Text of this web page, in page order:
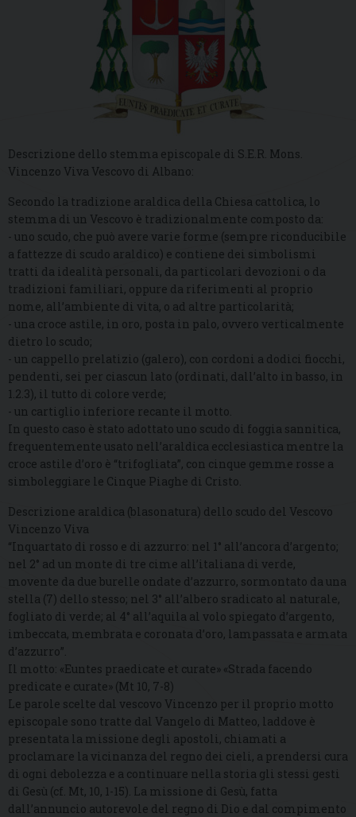
Descrizione dello stemma episcopale di S.E.R. Mons.
Vincenzo Viva Vescovo di Albano:
Secondo la tradizione araldica della Chiesa cattolica, lo
stemma di un Vescovo è tradizionalmente composto da:
- uno scudo, che può avere varie forme (sempre riconducibile
a fattezze di scudo araldico) e contiene dei simbolismi
tratti da idealità personali, da particolari devozioni o da
tradizioni familiari, oppure da riferimenti al proprio
nome, all’ambiente di vita, o ad altre particolarità;
- una croce astile, in oro, posta in palo, ovvero verticalmente
dietro lo scudo;
- un cappello prelatizio (galero), con cordoni a dodici fiocchi,
pendenti, sei per ciascun lato (ordinati, dall’alto in basso, in
1.2.3), il tutto di colore verde;
- un cartiglio inferiore recante il motto.
In questo caso è stato adottato uno scudo di foggia sannitica,
frequentemente usato nell’araldica ecclesiastica mentre la
croce astile d’oro è “trifogliata”, con cinque gemme rosse a
simboleggiare le Cinque Piaghe di Cristo.
Descrizione araldica (blasonatura) dello scudo del Vescovo
Vincenzo Viva
“Inquartato di rosso e di azzurro: nel 1° all’ancora d’argento;
nel 2° ad un monte di tre cime all’italiana di verde,
movente da due burelle ondate d’azzurro, sormontato da una
stella (7) dello stesso; nel 3° all’albero sradicato al naturale,
fogliato di verde; al 4° all’aquila al volo spiegato d’argento,
imbeccata, membrata e coronata d’oro, lampassata e armata
d’azzurro”.
Il motto: «Euntes praedicate et curate» «Strada facendo
predicate e curate» (Mt 10, 7-8)
Le parole scelte dal vescovo Vincenzo per il proprio motto
episcopale sono tratte dal Vangelo di Matteo, laddove è
presentata la missione degli apostoli, chiamati a
proclamare la vicinanza del regno dei cieli, a prendersi cura
di ogni debolezza e a continuare nella storia gli stessi gesti
di Gesù (cf. Mt, 10, 1-15). La missione di Gesù, fatta
dall’annuncio autorevole del regno di Dio e dal compimento